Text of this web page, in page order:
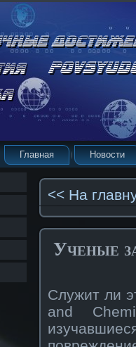
Главная Новости
<< На
Ученые
Служит ли
and